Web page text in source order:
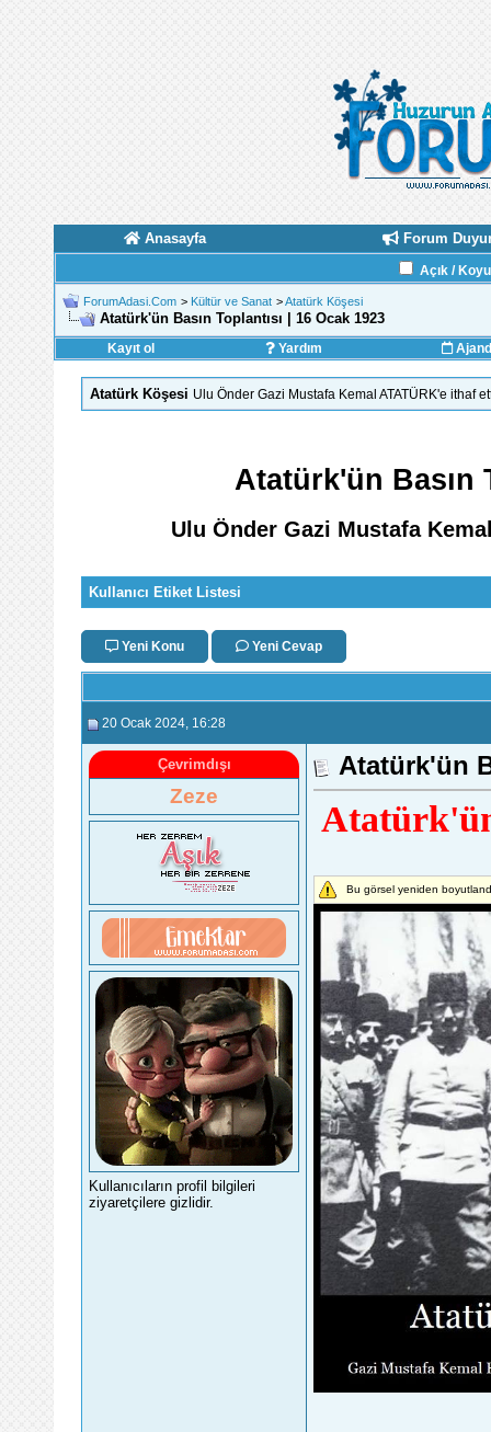
Anasayfa Forum
Açık /
ForumAdasi.Com > Kültür ve Sanat >Atatürk Köşesi
Atatürk'ün Basın Toplantısı | 16 Ocak 1923
Kayıt ol Yardım
Atatürk Köşesi Ulu Önder Gazi Mustafa Kemal ATATÜRK'e ithaf
Atatürk'ün Basın
Ulu Önder Gazi Mustafa
Kullanıcı Etiket Listesi
Yeni Konu Yeni Cevap
20 Ocak 2024 , 16:28
Çevrimdışı
Zeze
Kullanıcıların profil bilgileri
ziyaretçilere gizlidir.
Atatürk'ün
Atatürk'ün
Bu görsel yeniden